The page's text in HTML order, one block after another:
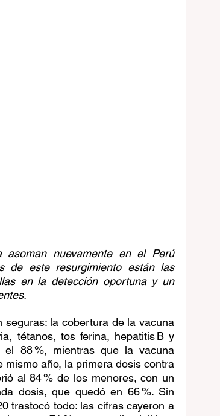
asoman nuevamente en el Perú
de este resurgimiento están las
en la detección oportuna y un
la cobertura de la vacuna
tétanos, tos ferina, hepatitis B y
el 88 %, mientras que la vacuna
mismo año, la primera dosis contra
al 84 % de los menores, con un
dosis, que quedó en 66 %. Sin
trastocó todo: las cifras cayeron a